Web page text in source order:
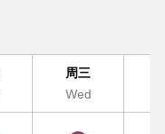
周三
Wed